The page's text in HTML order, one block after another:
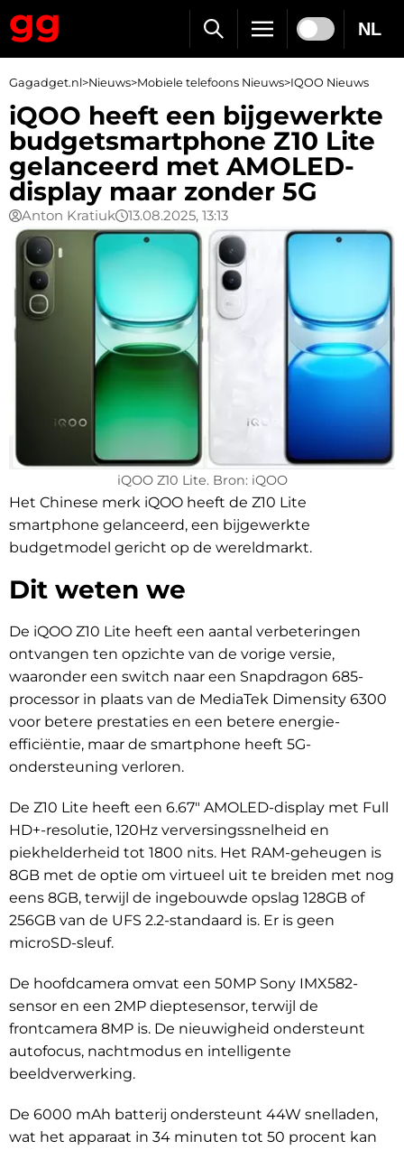
NL
Gagadget.nl>Nieuws>Mobiele telefoons Nieuws>IQOO Nieuws
iQOO heeft een bijgewerkte
budgetsmartphone Z10 Lite
gelanceerd met AMOLED-
display maar zonder 5G
Anton Kratiuk 13.08.2025, 13:13
iQOO Z10 Lite. Bron: iQOO
Het Chinese merk iQOO heeft de Z10 Lite
smartphone gelanceerd, een bijgewerkte
budgetmodel gericht op de wereldmarkt.
Dit weten we
De iQOO Z10 Lite heeft een aantal verbeteringen
ontvangen ten opzichte van de vorige versie,
waaronder een switch naar een Snapdragon 685-
processor in plaats van de MediaTek Dimensity 6300
voor betere prestaties en een betere energie-
efficiëntie, maar de smartphone heeft 5G-
ondersteuning verloren.
De Z10 Lite heeft een 6.67″ AMOLED-display met Full
HD+-resolutie, 120Hz verversingssnelheid en
piekhelderheid tot 1800 nits. Het RAM-geheugen is
8GB met de optie om virtueel uit te breiden met nog
eens 8GB, terwijl de ingebouwde opslag 128GB of
256GB van de UFS 2.2-standaard is. Er is geen
microSD-sleuf.
De hoofdcamera omvat een 50MP Sony IMX582-
sensor en een 2MP dieptesensor, terwijl de
frontcamera 8MP is. De nieuwigheid ondersteunt
autofocus, nachtmodus en intelligente
beeldverwerking.
De 6000 mAh batterij ondersteunt 44W snelladen,
wat het apparaat in 34 minuten tot 50 procent kan